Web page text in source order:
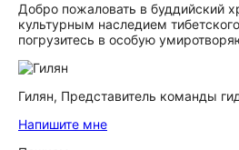
Добро пожаловать в буддийский
культурным наследием
погрузитесь в особую
Гилян, Представитель команды
Напишите мне